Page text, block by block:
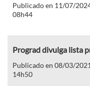
Publicado en 11/07/
08h44
Prograd divulga lista
Publicado en 08/03/
14h50